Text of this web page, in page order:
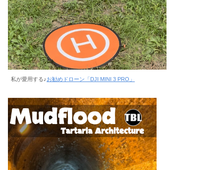
私が愛用する♪お勧めドローン「DJI MINI 3 PRO」